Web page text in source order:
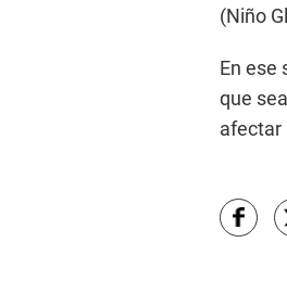
(Niño
En ese
que
afectar